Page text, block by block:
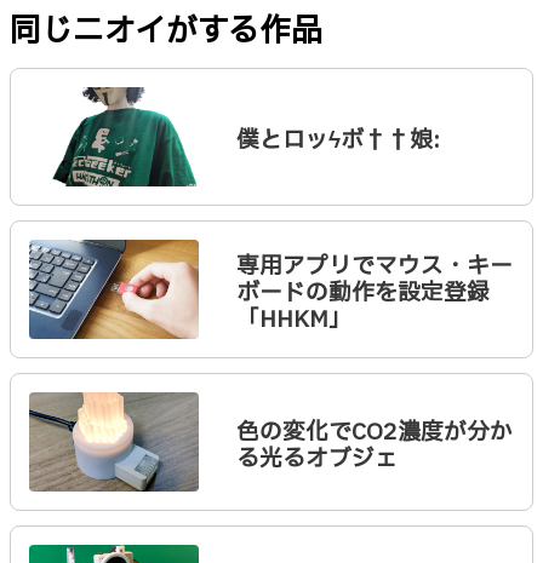
同じニオイがする作品
僕とロッϟボ††娘:
専用アプリでマウス・キー
ボードの動作を設定登録
「HHKM」
色の変化でCO2濃度が分か
る光るオブジェ